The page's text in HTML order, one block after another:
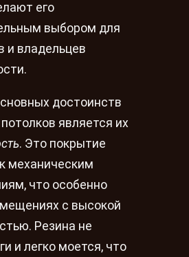
его
выбором для
и владельцев
достоинств
является их
. Это покрытие
механическим
что особенно
с высокой
Резина не
и легко моется, что